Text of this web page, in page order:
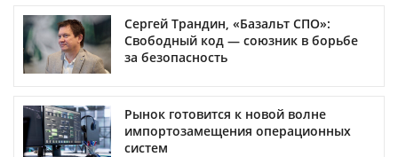
Сергей Трандин, «Базальт СПО»:
Свободный код — союзник в борьбе
за безопасность
Рынок готовится к новой волне
импортозамещения операционных
систем